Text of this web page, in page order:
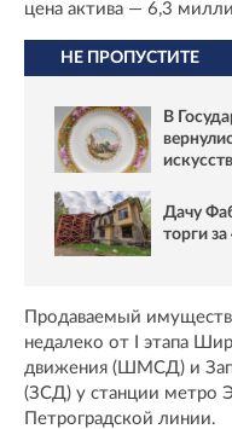
цена актива — 6,3
НЕ ПРОПУСТИТЕ
В
Дачу
торги
Продаваемый
недалеко от I этапа
движения (ШМСД) и
(ЗСД) у станции метро
Петроградской линии.